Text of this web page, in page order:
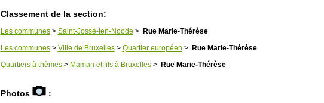
Classement de la section:
Les communes> Saint-Josse-ten-Noode >
Rue Marie-Thérèse
Les communes> Ville de Bruxelles> Quartier européen >
Rue Marie-Thérèse
Quartiers à thèmes> Maman et fils à Bruxelles> Rue Marie-Thérèse
Photos :